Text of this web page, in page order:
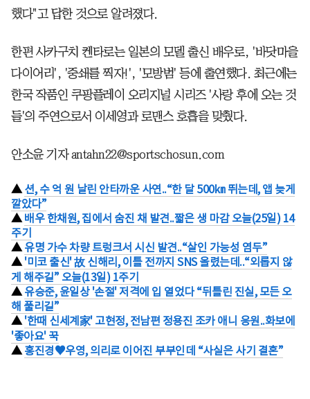
했다"고 답한 것으로 알려졌다.
한편 사카구치 켄타로는 일본의 모델 출신 배우로, '바닷마을
다이어리', '중쇄를 찍자!', '모방범' 등에 출연했다. 최근에는
한국 작품인 쿠팡플레이 오리지널 시리즈 '사랑 후에 오는 것
들'의 주연으로서 이세영과 로맨스 호흡을 맞췄다.
안소윤 기자 antahn22@sportschosun.com
▲션, 수 억 원 날린 안타까운 사연..“한 달 500㎞ 뛰는데, 앱 늦게
깔았다”
▲배우 한채원, 집에서 숨진 채 발견..짧은 생 마감 오늘(25일) 14
주기
▲유명 가수 차량 트렁크서 시신 발견..“살인 가능성 염두”
▲'미코 출신' 故 신해리, 이틀 전까지 SNS 올렸는데..“외롭지 않
게 해주길” 오늘(13일) 1주기
▲유승준, 윤일상 '손절' 저격에 입 열었다 “뒤틀린 진실, 모든 오
해 풀리길”
▲'한때 신세계家' 고현정, 전남편 정용진 조카 애니 응원..화보에
'좋아요' 꾹
▲홍진경♥우영, 의리로 이어진 부부인데 “사실은 사기 결혼”